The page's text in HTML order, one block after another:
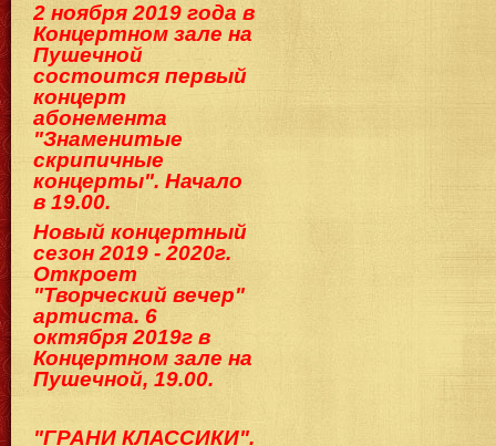
2 ноября 2019 года в
Концертном зале на
Пушечной
состоится первый
концерт
абонемента
"Знаменитые
скрипичные
концерты". Начало
в 19.00.
Новый концертный
сезон 2019 - 2020г.
Откроет
"Творческий вечер"
артиста. 6
октября 2019г в
Концертном зале на
Пушечной, 19.00.
"ГРАНИ КЛАССИКИ".